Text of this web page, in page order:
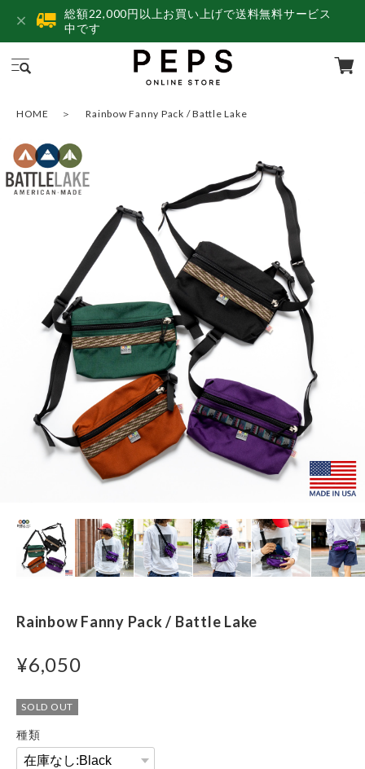
総額22,000円以上お買い上げで送料無料サービス
中です
HOME Rainbow Fanny Pack / Battle Lake
Rainbow Fanny Pack / Battle Lake
¥6,050
SOLD OUT
種類